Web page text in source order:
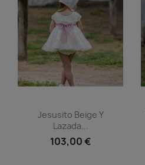
Vista rápida
Jesusito Beige Y
Lazada...
103,00 €